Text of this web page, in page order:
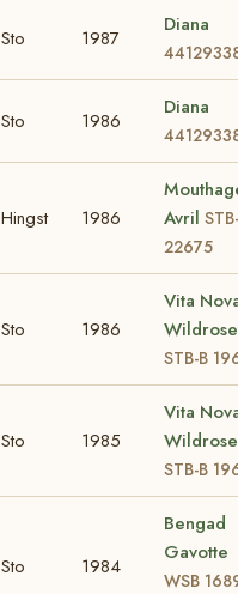
Sto 1987
Diana
Sto 1986
Diana
Hingst 1986
Avril
22675
Sto 1986
Vita
Wildrose
STB-B
Sto 1985
Vita
Wildrose
STB-B
Sto 1984
Bengad
Gavotte
WSB